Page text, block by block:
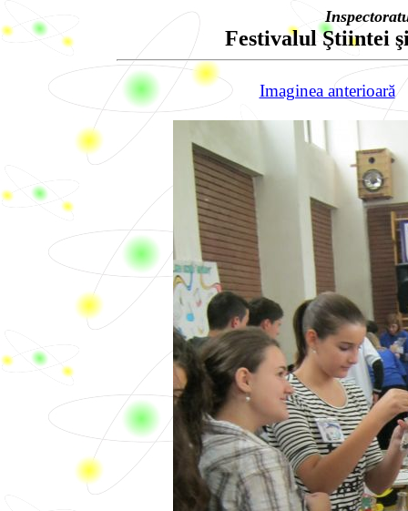
Festivalul Ştiintei
Imaginea anterioară